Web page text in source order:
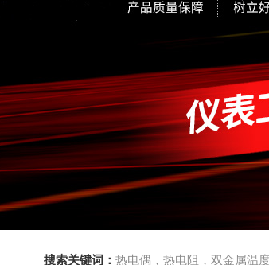
搜索关键词： 热电偶，热电阻，双金属温